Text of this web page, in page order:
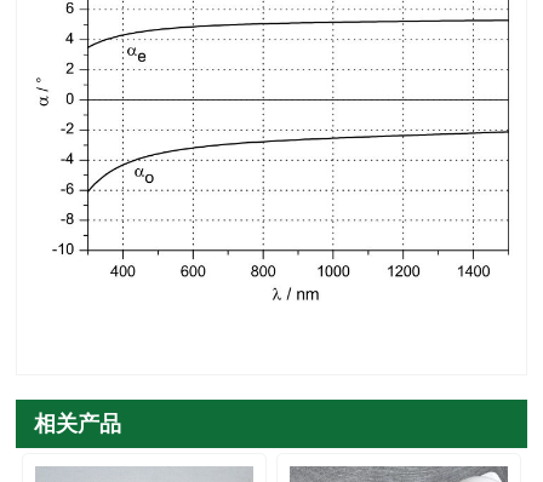
相关产品